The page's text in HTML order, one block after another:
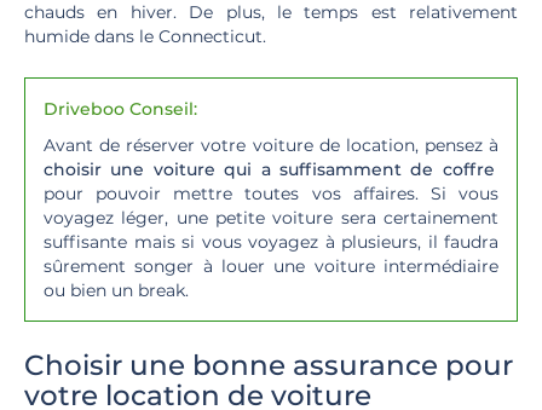
chauds en hiver. De plus, le temps est relativement
humide dans le Connecticut.
Driveboo Conseil:
Avant de réserver votre voiture de location, pensez à
choisir une voiture qui a suffisamment de coffre
pour pouvoir mettre toutes vos affaires. Si vous
voyagez léger, une petite voiture sera certainement
suffisante mais si vous voyagez à plusieurs, il faudra
sûrement songer à louer une voiture intermédiaire
ou bien un break.
Choisir une bonne assurance pour
votre location de voiture